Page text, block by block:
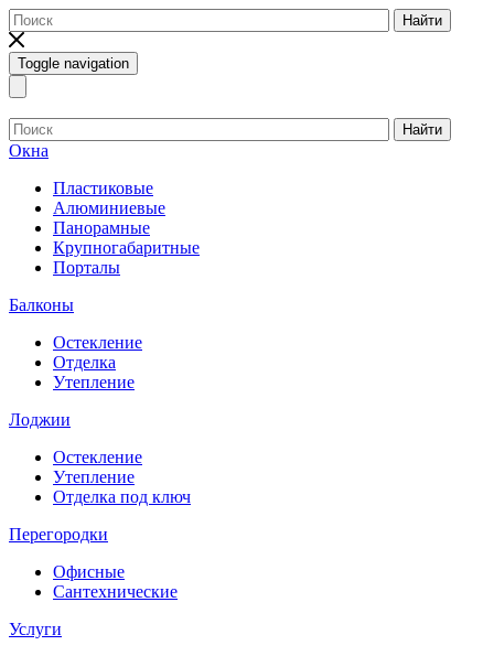
Найти
Toggle navigation
Найти
Окна
Пластиковые
Алюминиевые
Панорамные
Крупногабаритные
Порталы
Балконы
Остекление
Отделка
Утепление
Лоджии
Остекление
Утепление
Отделка под ключ
Перегородки
Офисные
Сантехнические
Услуги